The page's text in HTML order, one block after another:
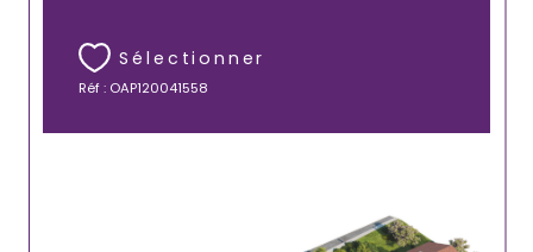
Sélectionner
Réf : OAP120041558